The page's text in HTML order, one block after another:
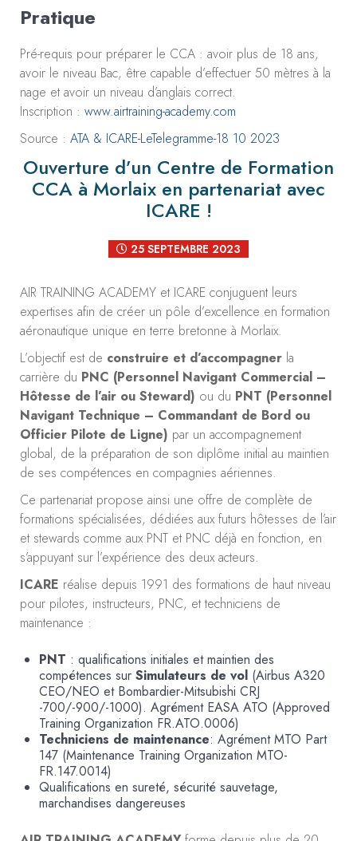
Pratique
Pré-requis pour préparer le CCA : avoir plus de 18 ans,
avoir le niveau Bac, être capable d’effectuer 50 mètres à la
nage et avoir un niveau d’anglais correct.
Inscription : www.airtraining-academy.com
Source : ATA & ICARE-LeTelegramme-18 10 2023
Ouverture d’un Centre de Formation
CCA à Morlaix en partenariat avec
ICARE !
25 SEPTEMBRE 2023
AIR TRAINING ACADEMY et ICARE conjuguent leurs
expertises afin de créer un pôle d’excellence en formation
aéronautique unique en terre bretonne à Morlaix.
L’objectif est de construire et d’accompagner la
carrière du PNC (Personnel Navigant Commercial –
Hôtesse de l’air ou Steward) ou du PNT (Personnel
Navigant Technique – Commandant de Bord ou
Officier Pilote de Ligne) par un accompagnement
global, de la préparation de son diplôme initial au maintien
de ses compétences en compagnies aériennes.
Ce partenariat propose ainsi une offre de complète de
formations spécialisées, dédiées aux futurs hôtesses de l’air
et stewards comme aux PNT et PNC déjà en fonction, en
s’appuyant sur l’expérience des deux acteurs.
ICARE réalise depuis 1991 des formations de haut niveau
pour pilotes, instructeurs, PNC, et techniciens de
maintenance :
PNT : qualifications initiales et maintien des
compétences sur Simulateurs de vol (Airbus A320
CEO/NEO et Bombardier-Mitsubishi CRJ
-700/-900/-1000). Agrément EASA ATO (Approved
Training Organization FR.ATO.0006)
Techniciens de maintenance: Agrément MTO Part
147 (Maintenance Training Organization MTO-
FR.147.0014)
Qualifications en sureté, sécurité sauvetage,
marchandises dangereuses